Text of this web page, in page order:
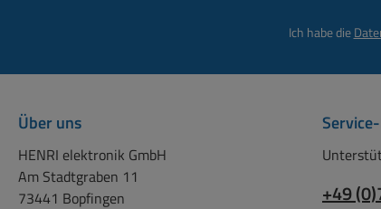
Ich habe die
Über uns
HENRI elektronik GmbH
Am Stadtgraben 11
73441 Bopfingen
+49